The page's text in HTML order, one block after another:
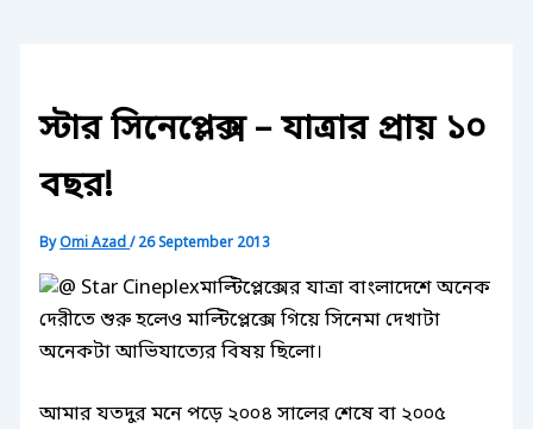
স্টার সিনেপ্লেক্স – যাত্রার প্রায় ১০
বছর!
ByOmi Azad/26 September 2013
মাল্টিপ্লেক্সের যাত্রা বাংলাদেশে অনেক
দেরীতে শুরু হলেও মাল্টিপ্লেক্সে গিয়ে সিনেমা দেখাটা
অনেকটা আভিযাত্যের বিষয় ছিলো।
আমার যতদুর মনে পড়ে ২০০৪ সালের শেষে বা ২০০৫